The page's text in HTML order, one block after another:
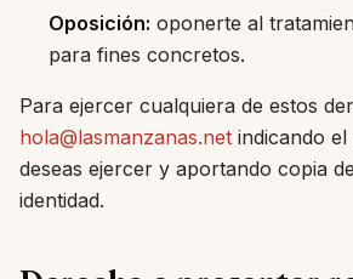
Oposición: oponerte al
para fines concretos.
Para ejercer cualquiera de estos
hola@lasmanzanas.net indicando
deseas ejercer y aportando copia
identidad.